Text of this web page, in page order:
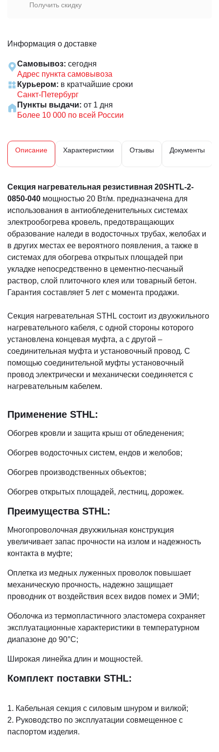
Получить скидку
Информация о доставке
Самовывоз: сегодня
Адрес пункта самовывоза
Курьером: в кратчайшие сроки
Санкт-Петербург
Пункты выдачи: от 1 дня
Более 10 000 по всей России
Описание Характеристики Отзывы Документы
Секция нагревательная резистивная 20SHTL-2-
0850-040 мощностью 20 Вт/м. предназначена для
использования в антиобледенительных системах
электрообогрева кровель, предотвращающих
образование наледи в водосточных трубах, желобах и
в других местах ее вероятного появления, а также в
системах для обогрева открытых площадей при
укладке непосредственно в цементно-песчаный
раствор, слой плиточного клея или товарный бетон.
Гарантия составляет 5 лет с момента продажи.
Секция нагревательная STHL состоит из двухжильного
нагревательного кабеля, с одной стороны которого
установлена концевая муфта, а с другой –
соединительная муфта и установочный провод. С
помощью соединительной муфты установочный
провод электрически и механически соединяется с
нагревательным кабелем.
Применение STHL:
Обогрев кровли и защита крыш от обледенения;
Обогрев водосточных систем, ендов и желобов;
Обогрев производственных объектов;
Обогрев открытых площадей, лестниц, дорожек.
Преимущества STHL:
Многопроволочная двухжильная конструкция
увеличивает запас прочности на излом и надежность
контакта в муфте;
Оплетка из медных луженных проволок повышает
механическую прочность, надежно защищает
проводник от воздействия всех видов помех и ЭМИ;
Оболочка из термопластичного эластомера сохраняет
эксплуатационные характеристики в температурном
диапазоне до 90°С;
Широкая линейка длин и мощностей.
Комплект поставки STHL:
1. Кабельная секция с силовым шнуром и вилкой;
2. Руководство по эксплуатации совмещенное с
паспортом изделия.